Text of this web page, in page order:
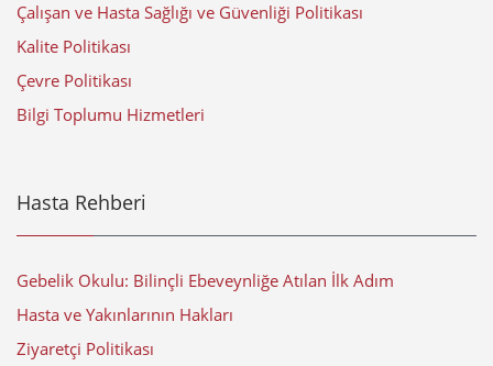
Çalışan ve Hasta Sağlığı ve Güvenliği Politikası
Kalite Politikası
Çevre Politikası
Bilgi Toplumu Hizmetleri
Hasta Rehberi
Gebelik Okulu: Bilinçli Ebeveynliğe Atılan İlk Adım
Hasta ve Yakınlarının Hakları
Ziyaretçi Politikası